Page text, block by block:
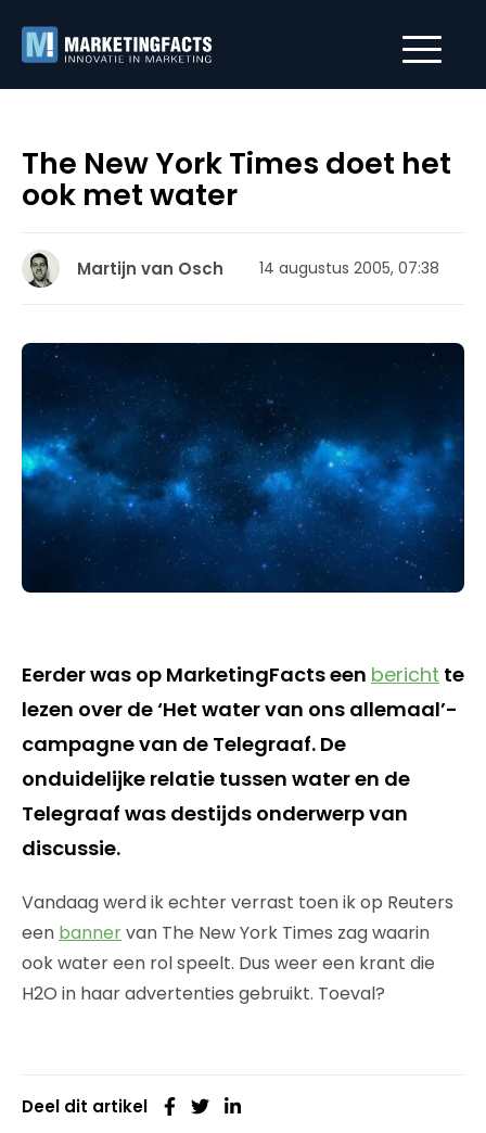
The New York Times doet het
ook met water
Martijn van Osch 14 augustus 2005, 07:38
Eerder was op MarketingFacts een bericht te
lezen over de ‘Het water van ons allemaal’-
campagne van de Telegraaf. De
onduidelijke relatie tussen water en de
Telegraaf was destijds onderwerp van
discussie.
Vandaag werd ik echter verrast toen ik op Reuters
een bannervan The New York Times zag waarin
ook water een rol speelt. Dus weer een krant die
H2O in haar advertenties gebruikt. Toeval?
Deel dit artikel